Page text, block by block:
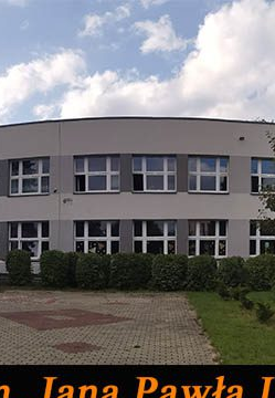
Przejdź do zawartości